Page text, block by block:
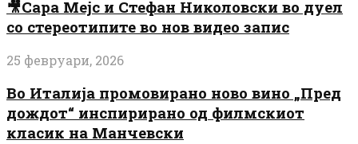
🎥Сара Мејс и Стефан Николовски во дуел
со стереотипите во нов видео запис
25 февруари, 2026
Во Италија промовирано ново вино „Пред
дождот“ инспирирано од филмскиот
класик на Манчевски